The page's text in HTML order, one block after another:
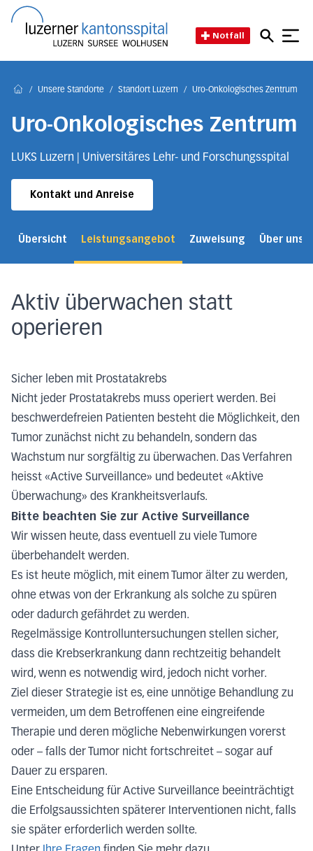
Notfall
/ Unsere Standorte / Standort Luzern / Uro-Onkologisches Zentrum
Uro-Onkologisches Zentrum
LUKS Luzern | Universitäres Lehr- und Forschungsspital
Kontakt und Anreise
Übersicht Leistungsangebot Zuweisung Über uns
Aktiv überwachen statt
operieren
Sicher leben mit Prostatakrebs
Nicht jeder Prostatakrebs muss operiert werden. Bei
beschwerdefreien Patienten besteht die Möglichkeit, den
Tumor zunächst nicht zu behandeln, sondern das
Wachstum nur sorgfältig zu überwachen. Das Verfahren
heisst «Active Surveillance» und bedeutet «Aktive
Überwachung» des Krankheitsverlaufs.
Bitte beachten Sie zur Active Surveillance
Wir wissen heute, dass eventuell zu viele Tumore
überbehandelt werden.
Es ist heute möglich, mit einem Tumor älter zu werden,
ohne etwas von der Erkrankung als solche zu spüren
oder dadurch gefährdet zu werden.
Regelmässige Kontrolluntersuchungen stellen sicher,
dass die Krebserkrankung dann rechtzeitig behandelt
wird, wenn es notwendig wird, jedoch nicht vorher.
Ziel dieser Strategie ist es, eine unnötige Behandlung zu
vermeiden, um dem Betroffenen eine eingreifende
Therapie und deren mögliche Nebenwirkungen vorerst
oder – falls der Tumor nicht fortschreitet – sogar auf
Dauer zu ersparen.
Eine Entscheidung für Active Surveillance beeinträchtigt
die Erfolgsaussichten späterer Interventionen nicht, falls
sie später erforderlich werden sollte.